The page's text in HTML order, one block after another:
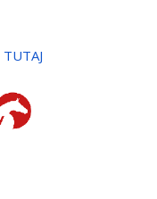
TUTAJ